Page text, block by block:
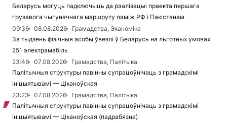
Беларусь могуць падключыць да рэалізацыі праекта першага
грузавога чыгуначнага маршруту паміж РФ і Пакістанам
09:36
08.08.2026
Грамадства, Эканоміка
За тыдзень фізічныя асобы ўвезлі ў Беларусь на льготных умовах
251 электрамабіль
23:48
07.08.2026
Грамадства, Палітыка
Палітычныя структуры павінны супрацоўнічаць з грамадскімі
ініцыятывамі — Ціханоўская
23:23
07.08.2026
Грамадства, Палітыка
Палітычныя структуры павінны супрацоўнічаць з грамадскімі
ініцыятывамі — Ціханоўская (падрабязна)